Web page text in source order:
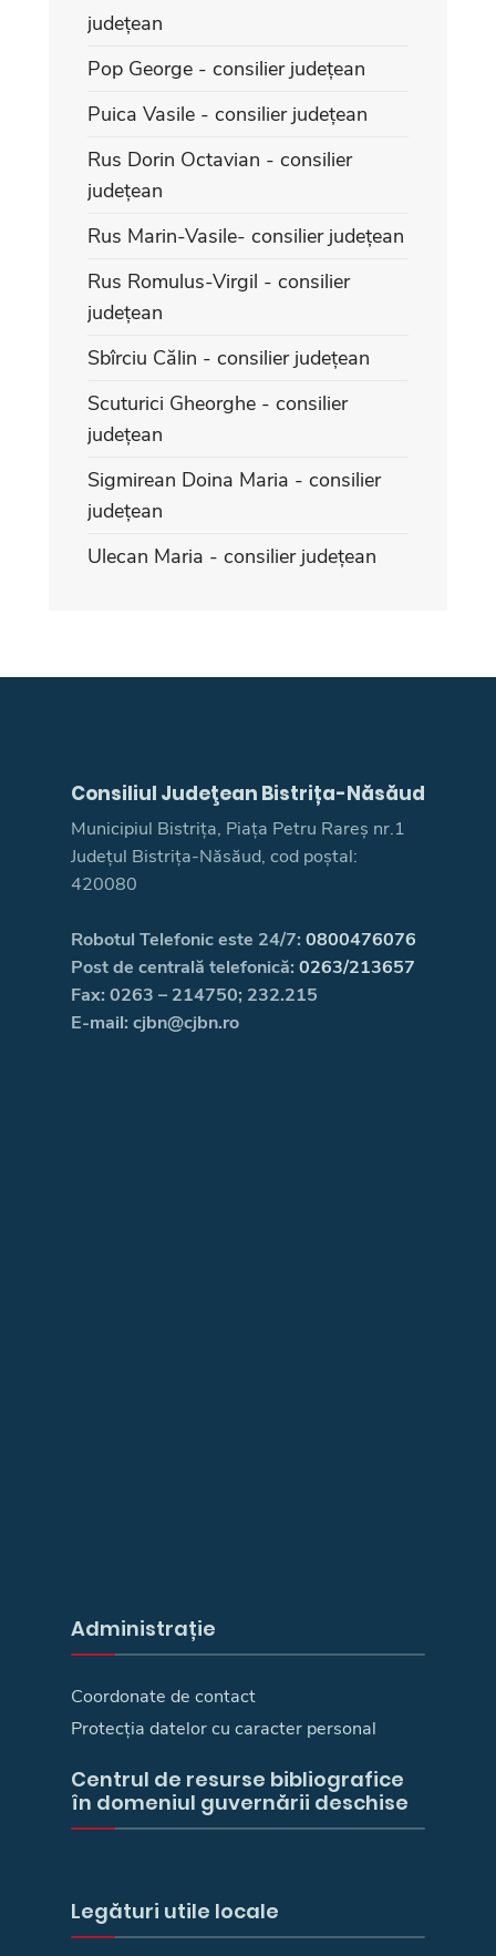
județean
Pop George - consilier județean
Puica Vasile - consilier județean
Rus Dorin Octavian - consilier
județean
Rus Marin-Vasile- consilier județean
Rus Romulus-Virgil - consilier
județean
Sbîrciu Călin - consilier județean
Scuturici Gheorghe - consilier
județean
Sigmirean Doina Maria - consilier
județean
Ulecan Maria - consilier județean
Consiliul Judeţean Bistrița-Năsăud
Municipiul Bistrița, Piața Petru Rareș nr.1
Județul Bistrița-Năsăud, cod poștal:
420080
Robotul Telefonic este 24/7: 0800476076
Post de centrală telefonică: 0263/213657
Fax: 0263 – 214750; 232.215
E-mail: cjbn@cjbn.ro
Administrație
Coordonate de contact
Protecția datelor cu caracter personal
Centrul de resurse bibliografice
în domeniul guvernării deschise
Legături utile locale